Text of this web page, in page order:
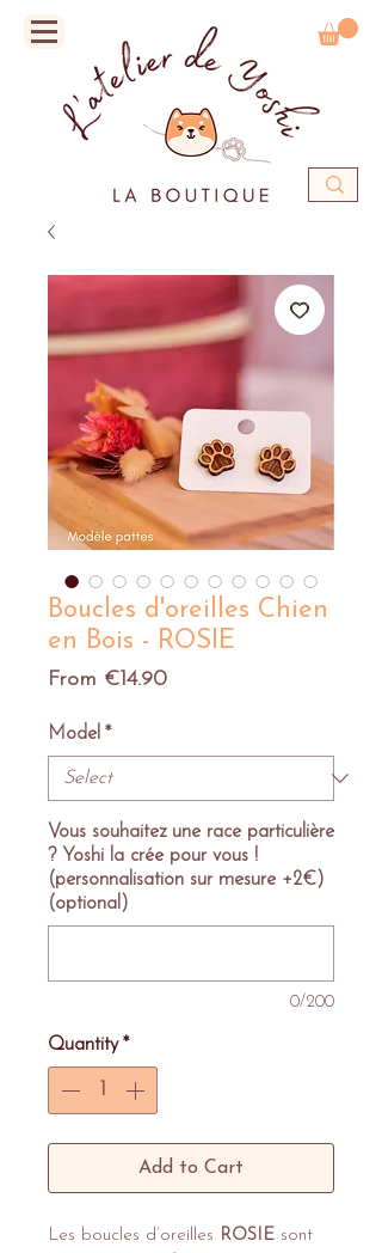
Boucles d'oreilles Chien
en Bois - ROSIE
From €14.90Sale
Model *
Vous souhaitez une race particulière
? Yoshi la crée pour vous !
(personnalisation sur mesure +2€)
(optional)
0/200
Quantity *
Add to Cart
Les boucles d’oreilles ROSIE sont